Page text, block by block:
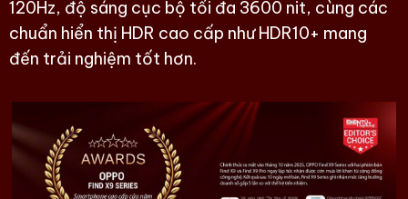
120Hz, độ sáng cục bộ tối đa 3600 nit, cùng các
chuẩn hiển thị HDR cao cấp như HDR10+ mang
đến trải nghiệm tốt hơn.